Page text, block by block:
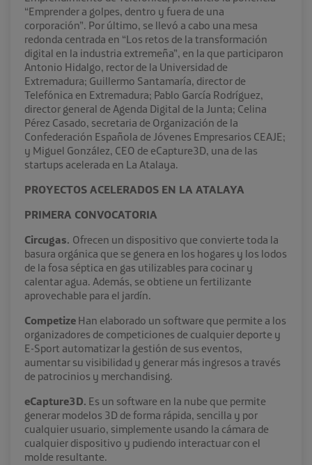
“Emprender a golpes, dentro y fuera de una
corporación”. Por último, se llevó a cabo una mesa
redonda centrada en “Los retos de la transformación
digital en la industria extremeña”, en la que participaron
Antonio Hidalgo, rector de la Universidad de
Extremadura; Guillermo Santamaría, director de
Telefónica en Extremadura; Pablo García Rodríguez,
director general de Agenda Digital de la Junta; Celina
Pérez Casado, secretaria de Organización de la
Confederación Española de Jóvenes Empresarios CEAJE;
y Miguel González, CEO de eCapture3D, una de las
startups acelerada en La Atalaya.
PROYECTOS ACELERADOS EN LA ATALAYA
PRIMERA CONVOCATORIA
Circugas. Ofrecen un dispositivo que convierte toda la
basura orgánica que se genera en los hogares y los lodos
de la fosa séptica en gas utilizables para cocinar y
calentar agua. Además, se obtiene un fertilizante
aprovechable para el jardín.
Competize Han elaborado un software que permite a los
organizadores de competiciones de cualquier deporte y
E-Sport automatizar la gestión de sus eventos,
aumentar su visibilidad y generar más ingresos a través
de patrocinios y merchandising.
eCapture3D. Es un software en la nube que permite
generar modelos 3D de forma rápida, sencilla y por
cualquier usuario, simplemente usando la cámara de
cualquier dispositivo y pudiendo interactuar con el
molde resultante.